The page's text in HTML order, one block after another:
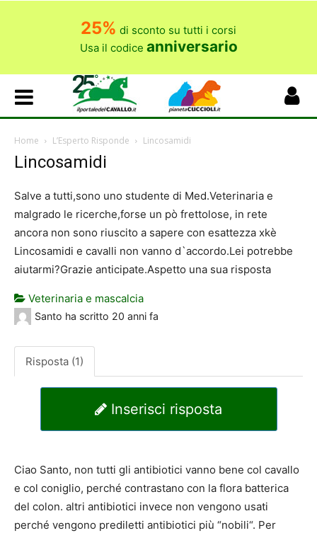
25% di sconto su tutti i corsi
Usa il codice anniversario
Home L’Esperto Risponde Lincosamidi
Lincosamidi
Salve a tutti,sono uno studente di Med.Veterinaria e
malgrado le ricerche,forse un pò frettolose, in rete
ancora non sono riuscito a sapere con esattezza xkè
Lincosamidi e cavalli non vanno d`accordo.Lei potrebbe
aiutarmi?Grazie anticipate.Aspetto una sua risposta
Veterinaria e mascalcia
Santo ha scritto 20 anni fa
Risposta (1)
Inserisci risposta
Ciao Santo, non tutti gli antibiotici vanno bene col cavallo
e col coniglio, perché contrastano con la flora batterica
del colon. altri antibiotici invece non vengono usati
perché vengono prediletti antibiotici più “nobili“. Per